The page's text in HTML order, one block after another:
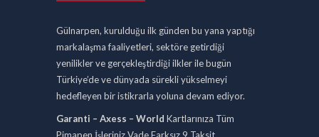
Gülnarpen, kurulduğu ilk günden bu yana yaptığı
markalaşma faaliyetleri, sektöre getirdiği
yenilikler ve gerçekleştirdiği ilkler ile bugün
Türkiye’de ve dünyada sürekli yükselmeyi
hedefleyen bir istikrarla yoluna devam ediyor.
Garanti – Axess – World Kartlarınıza Tüm
Pimapen İşleriniz Vade Farksız 9 Taksit